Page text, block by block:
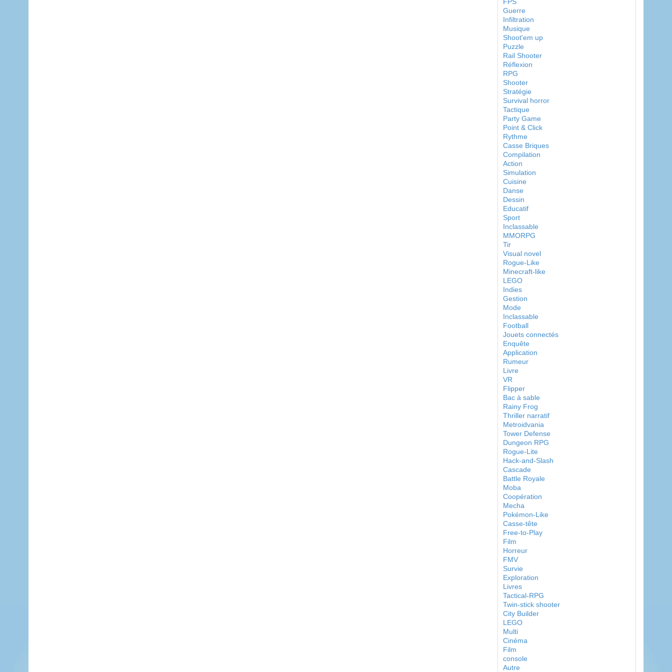
Guerre
Infiltration
Musique
Shoot'em up
Puzzle
Rail Shooter
Réflexion
RPG
Shooter
Stratégie
Survival horror
Tactique
Party Game
Point & Click
Rythme
Casse Briques
Compilation
Action
Simulation
Cuisine
Danse
Dessin
Educatif
Sport
Inclassable
MMORPG
Tir
Visual novel
Rogue-Like
Minecraft-like
LEGO
Indies
Gestion
Mode
Inclassable
Football
Jouets connectés
Enquête
Application
Rumeur
Livre
VR
Flipper
Bac à sable
Rainy Frog
Thriller narratif
Metroidvania
Tower Defense
Dungeon RPG
Rogue-Lite
Hack-and-Slash
Cascade
Battle Royale
Moba
Coopération
Mecha
Pokémon-Like
Casse-tête
Free-to-Play
Film
Horreur
FMV
Survie
Exploration
Livres
Tactical-RPG
Twin-stick shooter
City Builder
LEGO
Multi
Cinéma
Film
console
Autre